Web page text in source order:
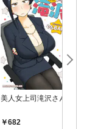
美人女上司滝沢さん
682